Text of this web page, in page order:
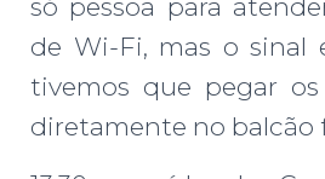
só pessoa para
de Wi-Fi, mas o sinal
tivemos que pegar
diretamente no balcão